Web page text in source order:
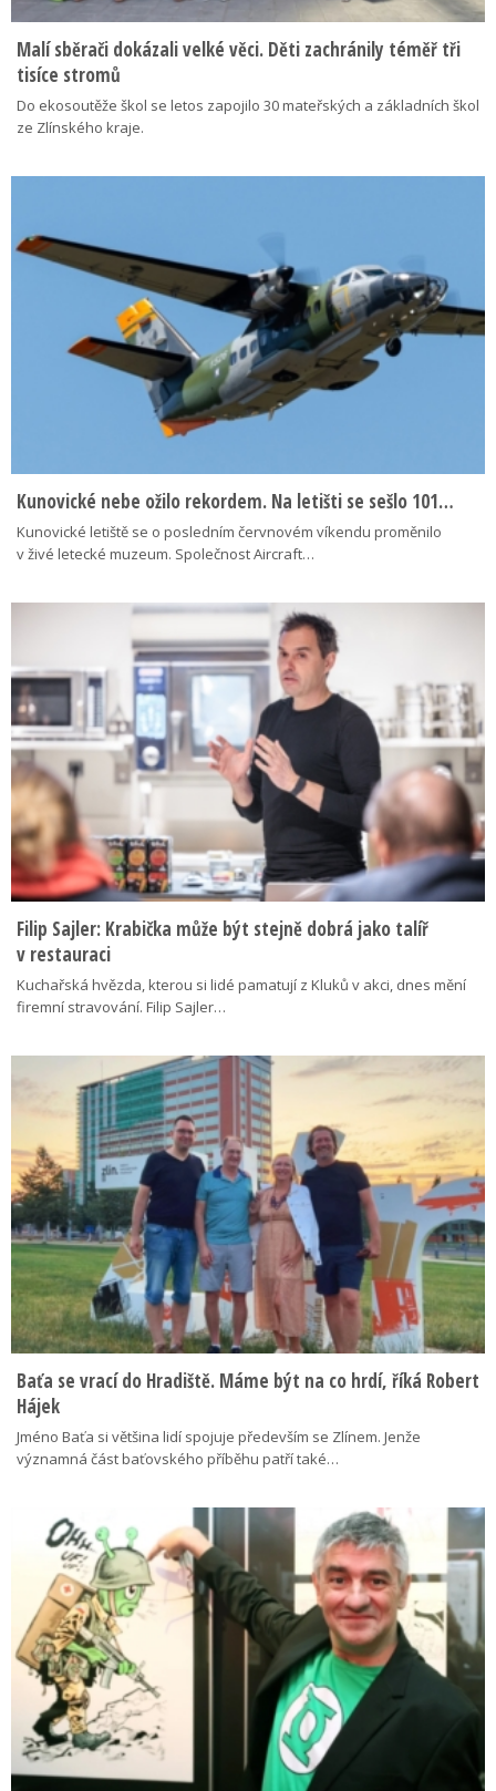
Malí sběrači dokázali velké věci. Děti zachránily téměř tři
tisíce stromů
Do ekosoutěže škol se letos zapojilo 30 mateřských a základních škol
ze Zlínského kraje.
Kunovické nebe ožilo rekordem. Na letišti se sešlo 101…
Kunovické letiště se o posledním červnovém víkendu proměnilo
v živé letecké muzeum. Společnost Aircraft…
Filip Sajler: Krabička může být stejně dobrá jako talíř
v restauraci
Kuchařská hvězda, kterou si lidé pamatují z Kluků v akci, dnes mění
firemní stravování. Filip Sajler…
Baťa se vrací do Hradiště. Máme být na co hrdí, říká Robert
Hájek
Jméno Baťa si většina lidí spojuje především se Zlínem. Jenže
významná část baťovského příběhu patří také…